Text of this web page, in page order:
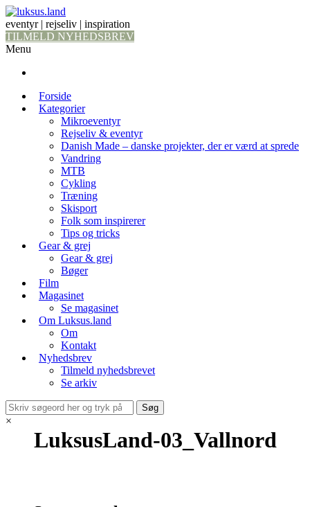
eventyr | rejseliv | inspiration
TILMELD NYHEDSBREV
Menu
Forside
Kategorier
Mikroeventyr
Rejseliv & eventyr
Danish Made – danske projekter, der er værd at sprede
Vandring
MTB
Cykling
Træning
Skisport
Folk som inspirerer
Tips og tricks
Gear & grej
Gear & grej
Bøger
Film
Magasinet
Se magasinet
Om Luksus.land
Om
Kontakt
Nyhedsbrev
Tilmeld nyhedsbrevet
Se arkiv
×
LuksusLand-03_Vallnord